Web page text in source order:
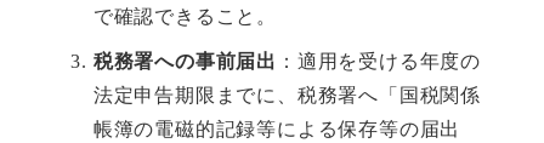
で確認できること。
税務署への事前届出 ：適用を受ける年度の
法定申告期限までに、税務署へ「国税関係
帳簿の電磁的記録等による保存等の届出